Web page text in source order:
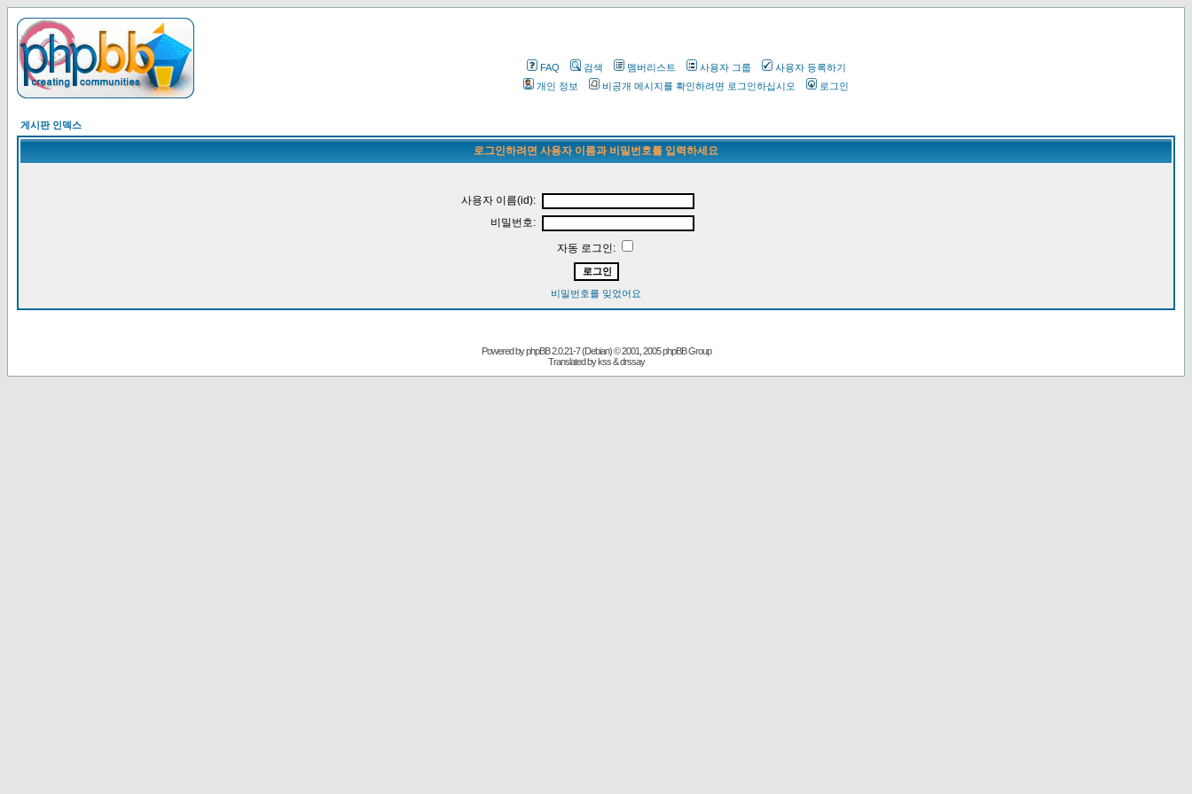
FAQ 검색 멤버리스트 사용자 그룹
사용자 등록하기
개인 정보
비공개 메시지를 확인하려면 로그인하십시오 로그인
게시판 인덱스
로그인하려면 사용자 이름과 비밀번호를 입력하세요
사용자 이름(id):
비밀번호:
자동 로그인:
비밀번호를 잊었어요
Powered byphpBB2.0.21-7 (Debian) © 2001, 2005 phpBB Group
Translated by kss & drssay